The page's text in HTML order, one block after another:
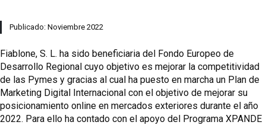
Publicado: Noviembre 2022
Fiablone, S. L. ha sido beneficiaria del Fondo Europeo de
Desarrollo Regional cuyo objetivo es mejorar la competitividad
de las Pymes y gracias al cual ha puesto en marcha un Plan de
Marketing Digital Internacional con el objetivo de mejorar su
posicionamiento online en mercados exteriores durante el año
2022. Para ello ha contado con el apoyo del Programa XPANDE